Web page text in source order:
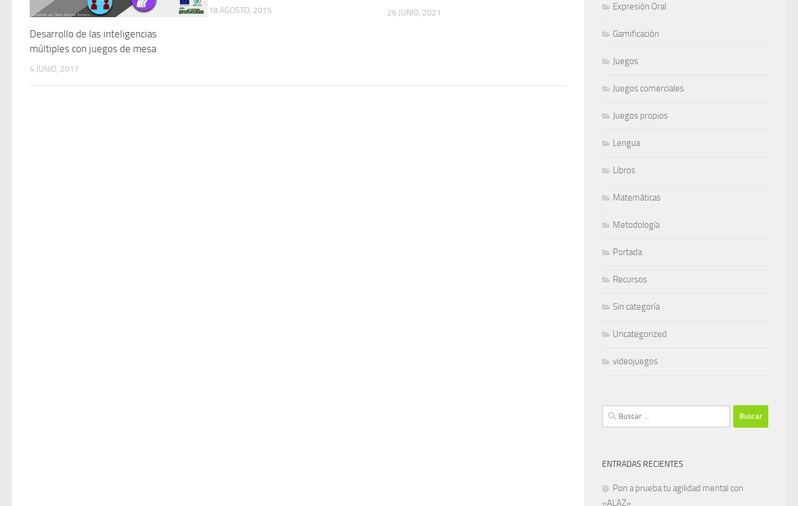
Desarrollo de las inteligencias
múltiples con juegos de mesa
4 JUNIO, 2017
18 AGOSTO, 2015 26 JUNIO, 2021
Expresión Oral
Gamificación
Juegos
Juegos comerciales
Juegos propios
Lengua
Libros
Matemáticas
Metodología
Portada
Recursos
Sin categoría
Uncategorized
videojuegos
Buscar:
ENTRADAS RECIENTES
Pon a prueba tu agilidad mental con
«ALAZ»